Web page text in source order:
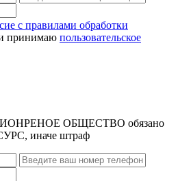
с правилами обработки
принимаю пользовательское
ОБЩЕСТВО обязано
иначе штраф